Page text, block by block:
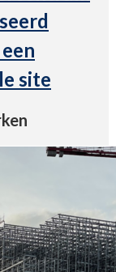
site